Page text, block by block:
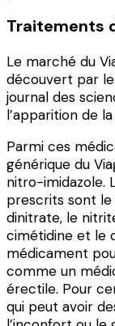
Traitements
Le marché du
découvert par
journal des
l’apparition de
Parmi ces
générique du
nitro-imidazole.
prescrits sont le
dinitrate, le
cimétidine et le
médicament
comme un
érectile. Pour
qui peut avoir